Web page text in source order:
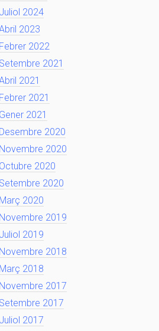
Juliol 2024
2023
Febrer 2022
Setembre 2021
2021
Febrer 2021
Gener 2021
Desembre 2020
Novembre 2020
Octubre 2020
Setembre 2020
Març 2020
Novembre 2019
Juliol 2019
Novembre 2018
Març 2018
Novembre 2017
Setembre 2017
Juliol 2017